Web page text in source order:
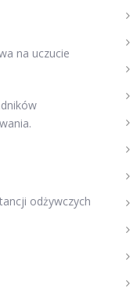
na uczucie
odżywczych